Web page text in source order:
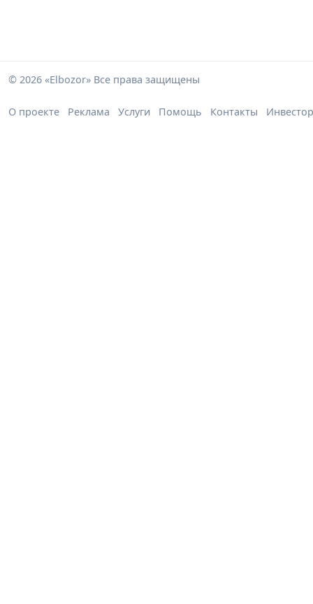
© 2026 «Elbozor» Все права защищены
О проекте Реклама Услуги Помощь Контакты